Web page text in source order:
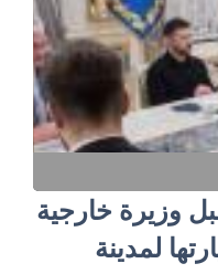
وزيرة خارجية
لمدينة